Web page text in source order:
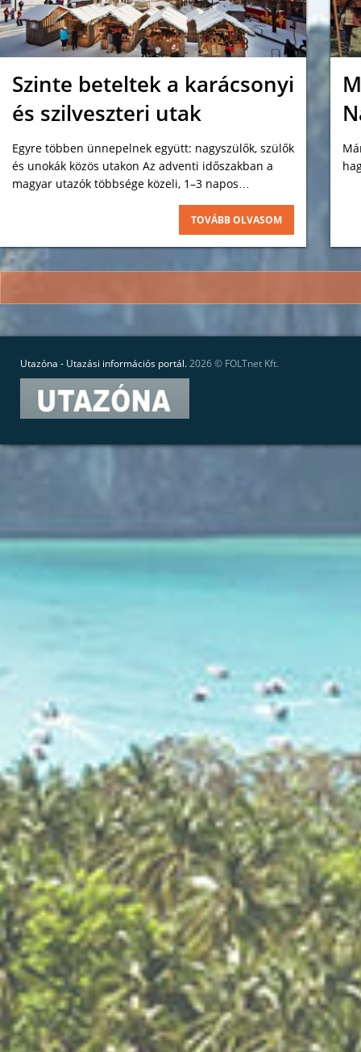
Szinte beteltek a karácsonyi
és szilveszteri utak
Egyre többen ünnepelnek együtt: nagyszülők, szülők
és unokák közös utakon Az adventi időszakban a
magyar utazók többsége közeli, 1–3 napos
kirándulásokat keres, leginkább Bécs, Prága, Krakkó
TOVÁBB OLVASOM
Utazóna - Utazási információs portál.2026 © FOLTnet Kft.